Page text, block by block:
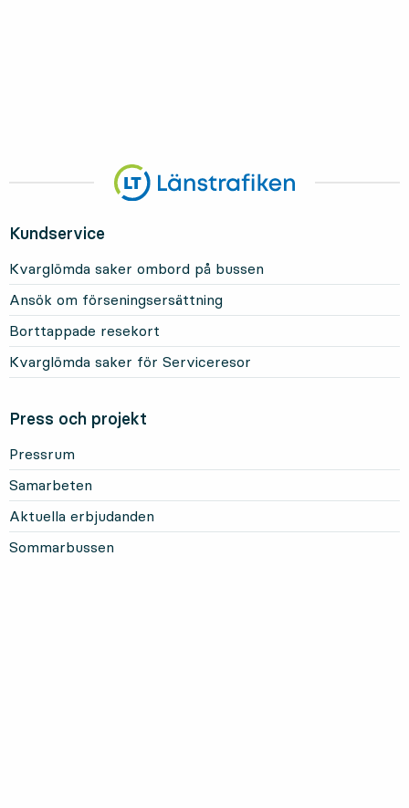
Kundservice
Kvarglömda saker ombord på bussen
Ansök om förseningsersättning
Borttappade resekort
Kvarglömda saker för Serviceresor
Press och projekt
Pressrum
Samarbeten
Aktuella erbjudanden
Sommarbussen